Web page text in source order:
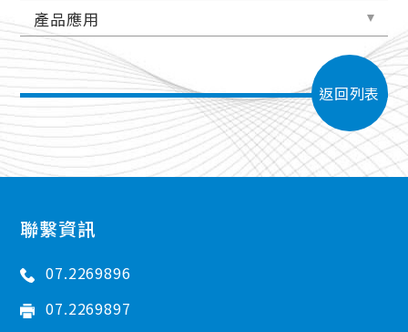
產品應用
返回列表
聯繫資訊
07.2269896
07.2269897